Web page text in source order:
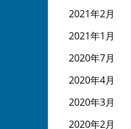
2021年2月
2021年1月
2020年7月
2020年4月
2020年3月
2020年2月